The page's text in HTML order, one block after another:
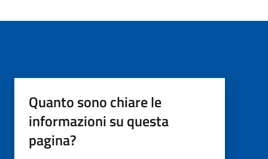
Quanto sono chiare le
informazioni su questa
pagina?